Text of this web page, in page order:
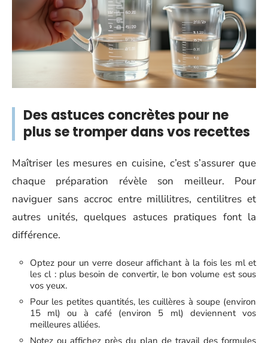
Des astuces concrètes pour ne
plus se tromper dans vos recettes
Maîtriser les mesures en cuisine, c’est s’assurer que
chaque préparation révèle son meilleur. Pour
naviguer sans accroc entre millilitres, centilitres et
autres unités, quelques astuces pratiques font la
différence.
Optez pour un verre doseur affichant à la fois les ml et
les cl : plus besoin de convertir, le bon volume est sous
vos yeux.
Pour les petites quantités, les cuillères à soupe (environ
15 ml) ou à café (environ 5 ml) deviennent vos
meilleures alliées.
Notez ou affichez près du plan de travail des formules